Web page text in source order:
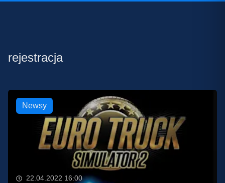
rejestracja
Newsy
22.04.2022 16:00